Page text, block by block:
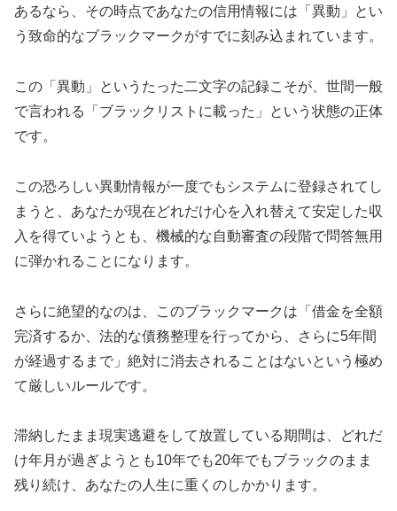
あるなら、その時点であなたの信用情報には「異動」とい
う致命的なブラックマークがすでに刻み込まれています。
この「異動」というたった二文字の記録こそが、世間一般
で言われる「ブラックリストに載った」という状態の正体
です。
この恐ろしい異動情報が一度でもシステムに登録されてし
まうと、あなたが現在どれだけ心を入れ替えて安定した収
入を得ていようとも、機械的な自動審査の段階で問答無用
に弾かれることになります。
さらに絶望的なのは、このブラックマークは「借金を全額
完済するか、法的な債務整理を行ってから、さらに5年間
が経過するまで」絶対に消去されることはないという極め
て厳しいルールです。
滞納したまま現実逃避をして放置している期間は、どれだ
け年月が過ぎようとも10年でも20年でもブラックのまま
残り続け、あなたの人生に重くのしかかります。